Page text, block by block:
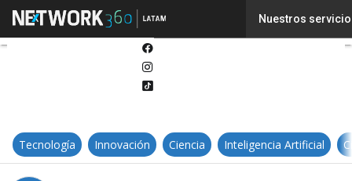
Nuestros
Tecnología Innovación Ciencia Inteligencia Artificial